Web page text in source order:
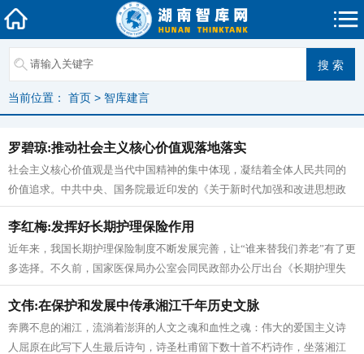
当前位置： 首页 > 智库建言
罗碧琼:推动社会主义核心价值观落地落实
社会主义核心价值观是当代中国精神的集中体现，凝结着全体人民共同的
价值追求。中共中央、国务院最近印发的《关于新时代加强和改进思想政
治工作的意见》强调：“加强教育引...
李红梅:发挥好长期护理保险作用
近年来，我国长期护理保险制度不断发展完善，让“谁来替我们养老”有了更
多选择。不久前，国家医保局办公室会同民政部办公厅出台《长期护理失
能等级评估标准（试行）》，符...
文伟:在保护和发展中传承湘江千年历史文脉
奔腾不息的湘江，流淌着澎湃的人文之魂和血性之魂：伟大的爱国主义诗
人屈原在此写下人生最后诗句，诗圣杜甫留下数十首不朽诗作，坐落湘江